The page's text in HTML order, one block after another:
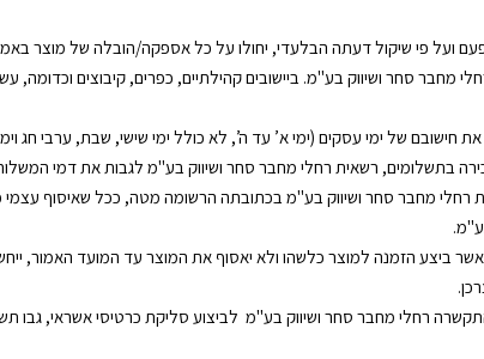
ועל פי שיקול דעתה הבלעדי, יחולו על כל אספקה/הובלה של מוצר
סחר ושיווק בע"מ. ביישובים קהילתיים, כפרים, קיבוצים וכדומה,
של ימי עסקים (ימי א’ עד ה’, לא כולל ימי שישי, שבת, ערבי חג
בתשלומים, רשאית רחלי מחבר סחר ושיווק בע"מ לגבות את דמי
רחלי מחבר סחר ושיווק בע"מ בכתובתה הרשומה מטה, ככל שאיסוף
מיום אישור ההזמנה. לקוח אשר ביצע הזמנה למוצר כלשהו ולא יאסוף את המוצר עד
רחלי מחבר סחר ושיווק בע"מ לביצוע סליקת כרטיסי אשראי,